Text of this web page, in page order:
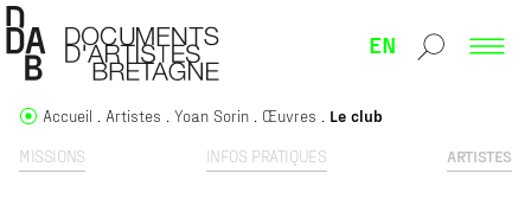
EN
MISSIONS INFOS PRATIQUES ARTISTES
Accueil Artistes Yoan Sorin Œuvres Le club